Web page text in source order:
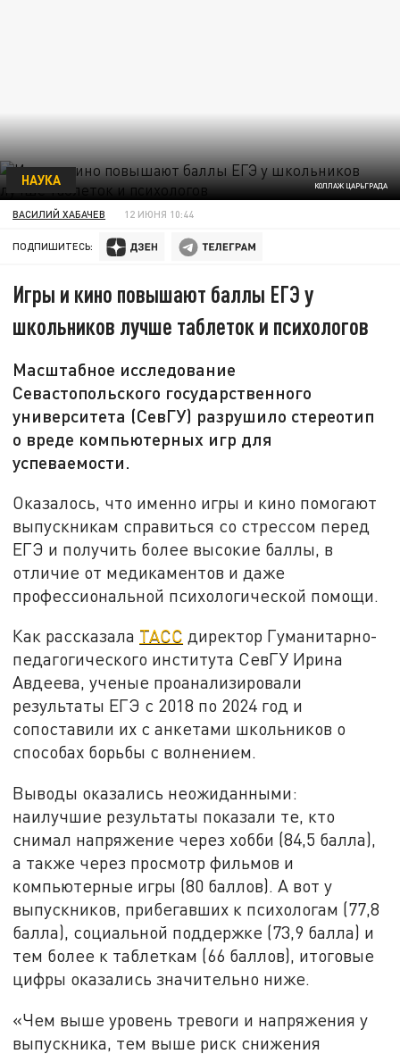
КОЛЛАЖ ЦАРЬГРАДА
НАУКА
ВАСИЛИЙ ХАБАЧЕВ 12 ИЮНЯ 10:44
ПОДПИШИТЕСЬ:
Игры и кино повышают баллы ЕГЭ у
школьников лучше таблеток и психологов
Масштабное исследование
Севастопольского государственного
университета (СевГУ) разрушило стереотип
о вреде компьютерных игр для
успеваемости.
Оказалось, что именно игры и кино помогают
выпускникам справиться со стрессом перед
ЕГЭ и получить более высокие баллы, в
отличие от медикаментов и даже
профессиональной психологической помощи.
Как рассказала ТАСС директор Гуманитарно-
педагогического института СевГУ Ирина
Авдеева, ученые проанализировали
результаты ЕГЭ с 2018 по 2024 год и
сопоставили их с анкетами школьников о
способах борьбы с волнением.
Выводы оказались неожиданными:
наилучшие результаты показали те, кто
снимал напряжение через хобби (84,5 балла),
а также через просмотр фильмов и
компьютерные игры (80 баллов). А вот у
выпускников, прибегавших к психологам (77,8
балла), социальной поддержке (73,9 балла) и
тем более к таблеткам (66 баллов), итоговые
цифры оказались значительно ниже.
«Чем выше уровень тревоги и напряжения у
выпускника, тем выше риск снижения